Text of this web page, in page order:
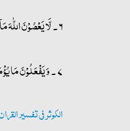
۶۔ لَّا یَعۡصُوۡنَ اللّٰہَ
۷۔ وَ یَفۡعَلُوۡنَ مَا
الکوثر فی تفسیر القران جلد